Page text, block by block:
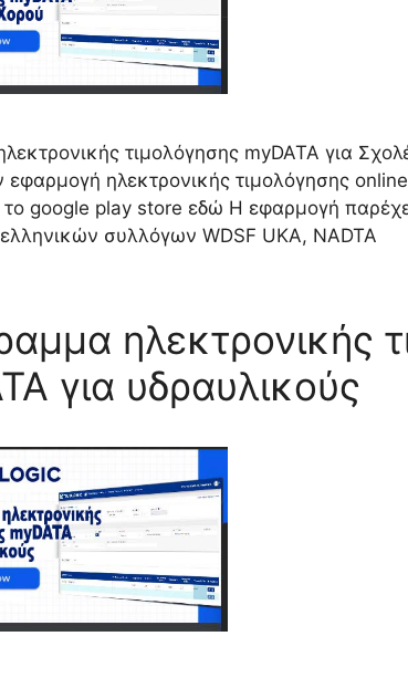
τιμολόγησης myDATA για
ηλεκτρονικής τιμολόγησης
το google play store εδώ Η εφαρμογή
συλλόγων WDSF UKA, NADTA
ηλεκτρονικής
για υδραυλικούς